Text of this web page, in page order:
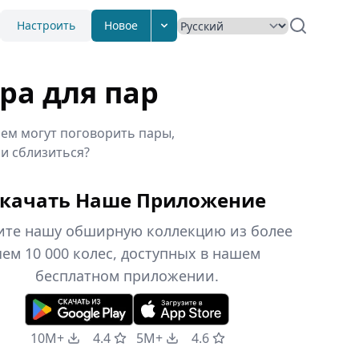
Настроить Новое
для пар
могут поговорить пары,
сблизиться?
Наше Приложение
нашу обширную коллекцию из более
10 000 колес, доступных в нашем
бесплатном приложении.
10M+ 4.4 5M+ 4.6